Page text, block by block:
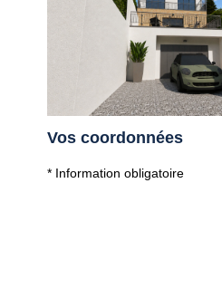
Vos coordonnées
* Information obligatoire